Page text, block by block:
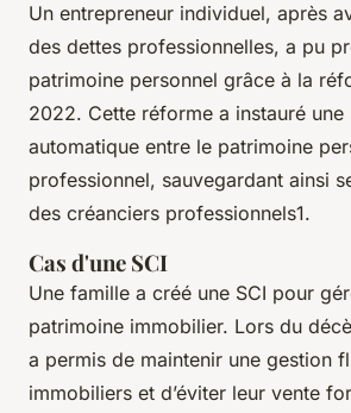
Un entrepreneur individuel, après
des dettes professionnelles, a pu
patrimoine personnel grâce à la
2022. Cette réforme a instauré une
automatique entre le patrimoine
professionnel, sauvegardant ainsi
des créanciers professionnels1.
Cas d'une SCI
Une famille a créé une SCI pour
patrimoine immobilier. Lors du
a permis de maintenir une gestion
immobiliers et d’éviter leur vente